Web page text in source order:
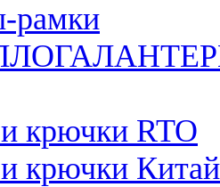
рамки
крючки RTO
крючки Китай